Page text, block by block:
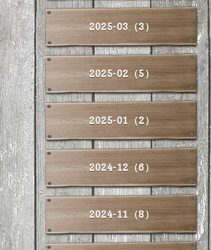
2025-03（3）
2025-02（5）
2025-01（2）
2024-12（6）
2024-11（8）